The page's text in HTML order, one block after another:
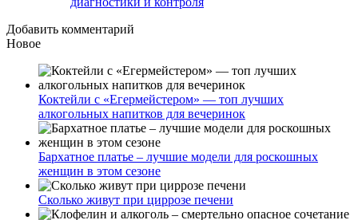
Добавить комментарий
Новое
Коктейли с «Егермейстером» — топ лучших
алкогольных напитков для вечеринок
Бархатное платье – лучшие модели для роскошных
женщин в этом сезоне
Сколько живут при циррозе печени